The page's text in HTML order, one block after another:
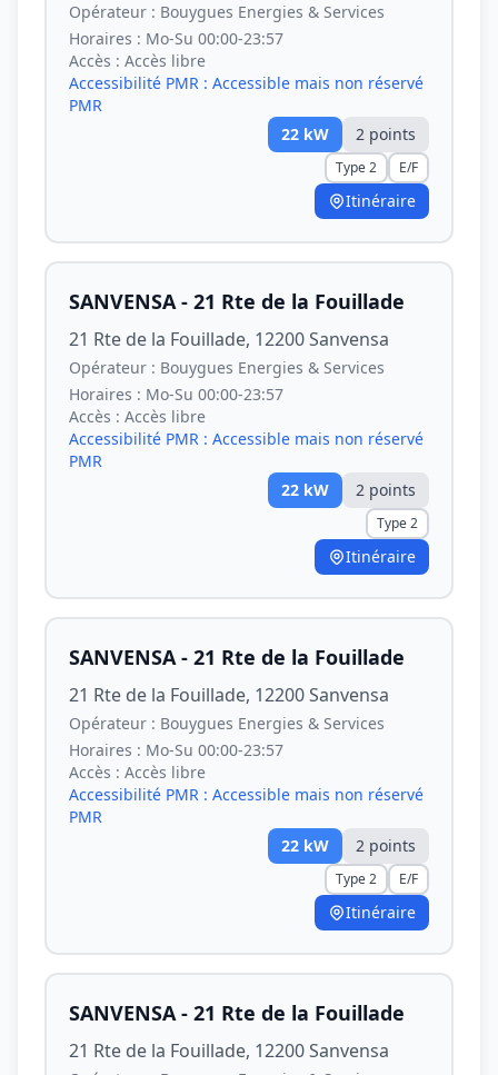
Opérateur : Bouygues Energies & Services
Horaires : Mo-Su 00:00-23:57
Accès : Accès libre
Accessibilité PMR : Accessible mais non réservé
PMR
22 kW 2 points
Type 2 E/F
Itinéraire
SANVENSA - 21 Rte de la Fouillade
21 Rte de la Fouillade, 12200 Sanvensa
Opérateur : Bouygues Energies & Services
Horaires : Mo-Su 00:00-23:57
Accès : Accès libre
Accessibilité PMR : Accessible mais non réservé
PMR
22 kW 2 points
Type 2
Itinéraire
SANVENSA - 21 Rte de la Fouillade
21 Rte de la Fouillade, 12200 Sanvensa
Opérateur : Bouygues Energies & Services
Horaires : Mo-Su 00:00-23:57
Accès : Accès libre
Accessibilité PMR : Accessible mais non réservé
PMR
22 kW 2 points
Type 2 E/F
Itinéraire
SANVENSA - 21 Rte de la Fouillade
21 Rte de la Fouillade, 12200 Sanvensa